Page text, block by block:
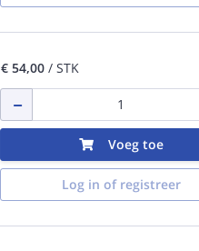
€ 54,00/ STK
Voeg toe
Log in of registreer